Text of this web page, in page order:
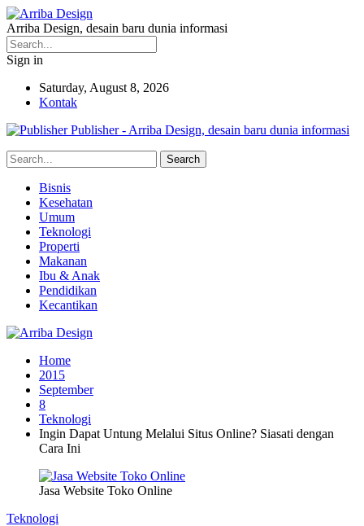
Arriba Design, desain baru dunia informasi
Sign in
Saturday, August 8, 2026
Kontak
Publisher - Arriba Design, desain baru dunia informasi
Bisnis
Kesehatan
Umum
Teknologi
Properti
Makanan
Ibu & Anak
Pendidikan
Kecantikan
Home
2015
September
8
Teknologi
Ingin Dapat Untung Melalui Situs Online? Siasati dengan
Cara Ini
Jasa Website Toko Online
Teknologi